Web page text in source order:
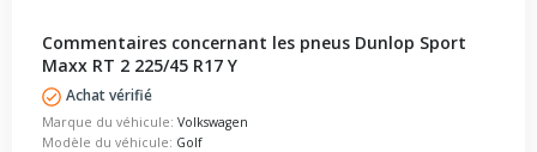
Commentaires concernant les pneus Dunlop Sport
Maxx RT 2 225/45 R17 Y
Achat vérifié
Marque du véhicule: Volkswagen
Modèle du véhicule: Golf